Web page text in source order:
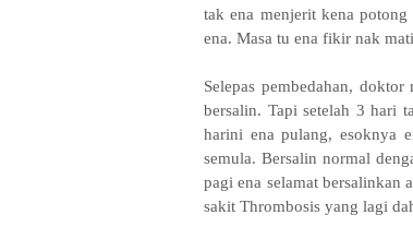
tak ena menjerit kena
ena. Masa tu ena fikir nak
Selepas pembedahan,
bersalin. Tapi setelah 3 hari
harini ena pulang, esoknya
semula. Bersalin normal
pagi ena selamat bersalinkan
sakit Thrombosis yang lagi